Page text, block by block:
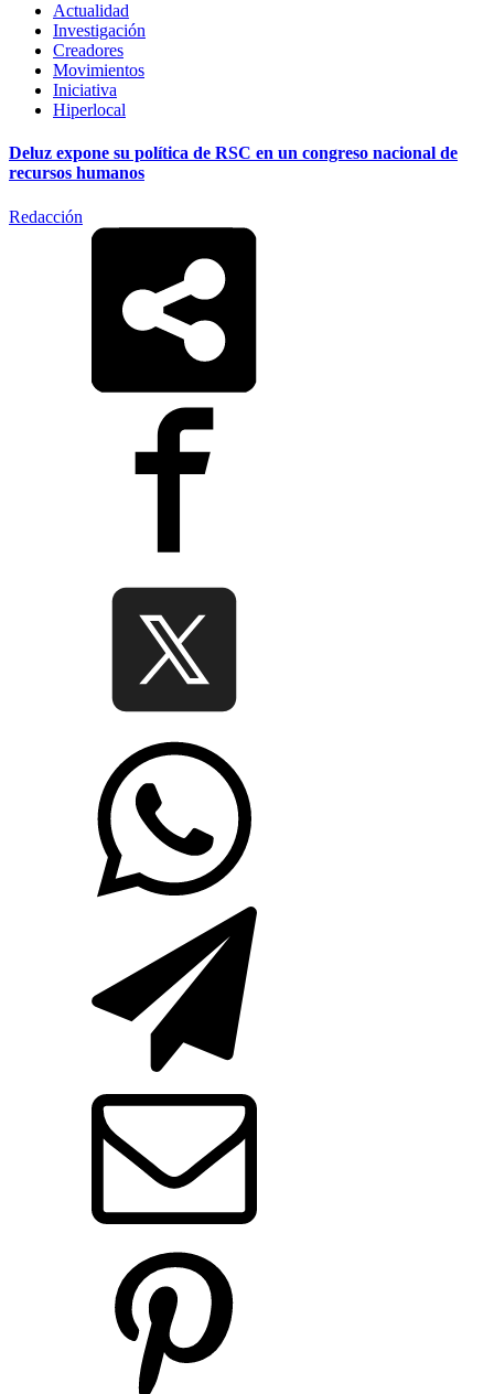
Actualidad
Investigación
Creadores
Movimientos
Iniciativa
Hiperlocal
Deluz expone su política de RSC en un congreso nacional de
recursos humanos
Redacción